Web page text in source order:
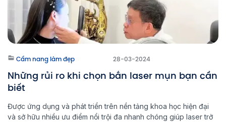
Cẩm nang làm đẹp 28-03-2024
Những rủi ro khi chọn bắn laser mụn bạn cần
biết
Được ứng dụng và phát triển trên nền tảng khoa học hiện đại
và sở hữu nhiều ưu điểm nổi trội đa nhanh chóng giúp laser trở